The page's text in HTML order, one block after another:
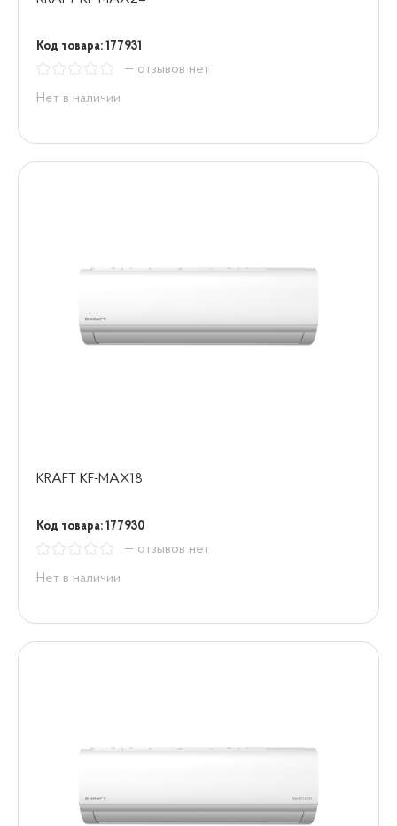
Код товара: 177931
— отзывов нет
Нет в наличии
KRAFT KF-MAX18
Код товара: 177930
— отзывов нет
Нет в наличии